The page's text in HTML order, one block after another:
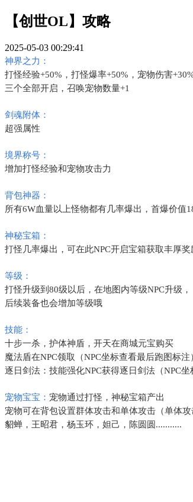
【创世OL】攻略
2025-05-03 00:29:41
神界之力：
打怪经验+50%，打怪爆率+50%，宠物伤害
三个全部开启，召唤宠物数量+1
剑魂附体：
超强属性
境界称号：
增加打怪经验和宠物攻击力
背包神器：
所有6W血量以上怪物都有几率爆出，首爆价值
神秘宝箱：
打怪几率爆出，可在此NPC开启宝箱获取丰厚
等级：
打怪升级到80级以后，在地图内等级NPC升级，
后续装备也会增加等级哦
技能：
十步一杀，护体神盾，开天在商城元宝购买
魔法盾在NPC领取（NPC坐标查看最后跑图标注
逐日剑法：技能强化NPC获得逐日剑法（NPC坐
宠物宝宝： 宠物通过打怪，神秘宝箱产出
宠物可在背包设置群体攻击和单体攻击（单体攻
貂蝉，王昭君，杨玉环，妲己，陈圆圆...........